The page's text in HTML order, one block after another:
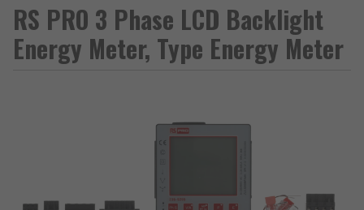
RS PRO 3 Phase LCD Backlight
Energy Meter, Type Energy Meter